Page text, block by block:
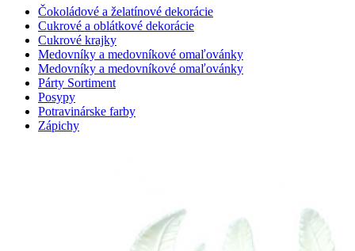
Čokoládové a želatínové dekorácie
Cukrové a oblátkové dekorácie
Cukrové krajky
Medovníky a medovníkové omaľovánky
Medovníky a medovníkové omaľovánky
Párty Sortiment
Posypy
Potravinárske farby
Zápichy